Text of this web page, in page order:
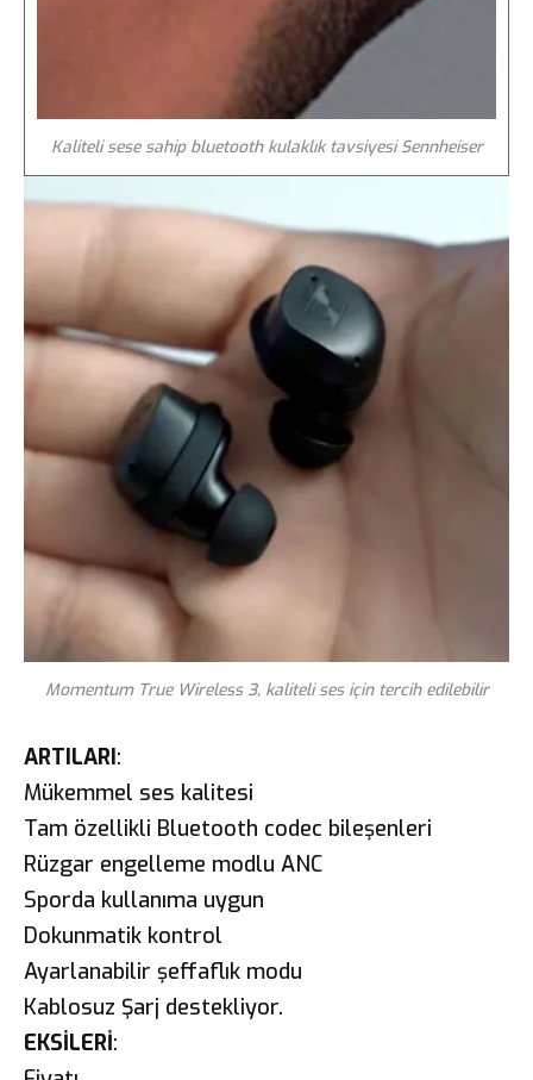
Kaliteli sese sahip bluetooth kulaklık tavsiyesi Sennheiser
Momentum True Wireless 3, kaliteli ses için tercih edilebilir
ARTILARI:
Mükemmel ses kalitesi
Tam özellikli Bluetooth codec bileşenleri
Rüzgar engelleme modlu ANC
Sporda kullanıma uygun
Dokunmatik kontrol
Ayarlanabilir şeffaflık modu
Kablosuz Şarj destekliyor.
EKSİLERİ: